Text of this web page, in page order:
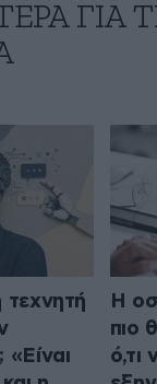
τεχνητή
Η
πιο
ό,τι